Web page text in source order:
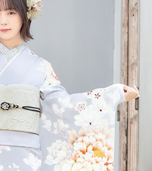
滋賀県(55)
徳島県(23)
愛媛県(51)